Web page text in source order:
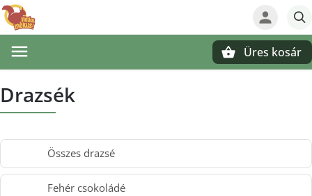
Üres kosár
Drazsék
Összes drazsé
Fehér csokoládé